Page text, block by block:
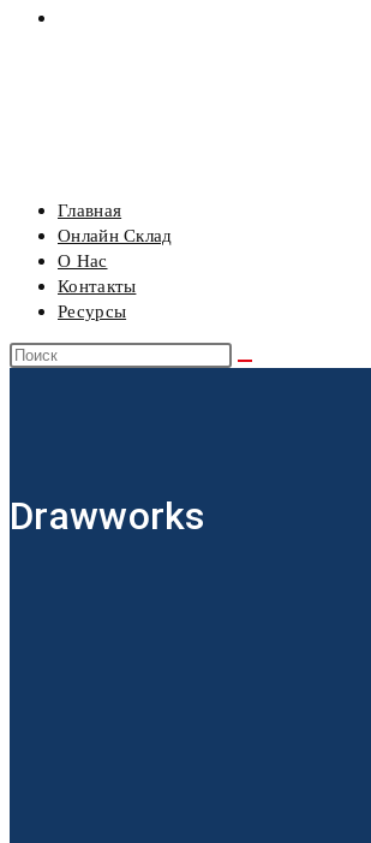
Главная
Онлайн Склад
О Нас
Контакты
Ресурсы
Drawworks